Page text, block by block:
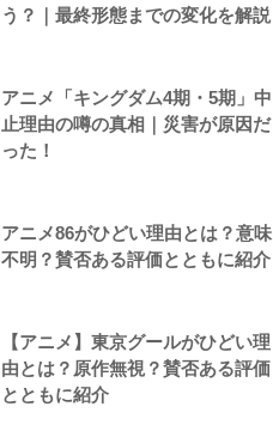
う？｜最終形態までの変化を解説
アニメ「キングダム4期・5期」中
止理由の噂の真相｜災害が原因だ
った！
アニメ86がひどい理由とは？意味
不明？賛否ある評価とともに紹介
【アニメ】東京グールがひどい理
由とは？原作無視？賛否ある評価
とともに紹介